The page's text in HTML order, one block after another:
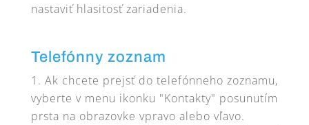
nastaviť hlasitosť zariadenia.
Telefónny zoznam
Ak chcete prejsť do telefónneho zoznamu,
vyberte v menu ikonku "Kontakty" posunutím
prsta na obrazovke vpravo alebo vľavo.